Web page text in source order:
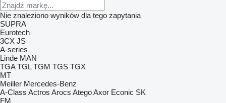
Nie znaleziono wyników dla tego zapytania
SUPRA
Eurotech
3CX JS
A-series
Linde MAN
TGA TGL TGM TGS TGX
MT
Meiller Mercedes-Benz
A-Class Actros Arocs AtegoAxor Econic SK
FM